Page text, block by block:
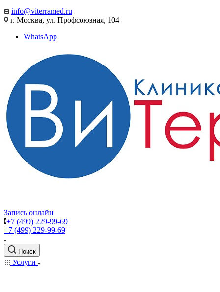
info@viterramed.ru
г. Москва, ул. Профсоюзная, 104
WhatsApp
Запись онлайн
+7 (499) 229-99-69
+7 (499) 229-99-69
Поиск
Услуги